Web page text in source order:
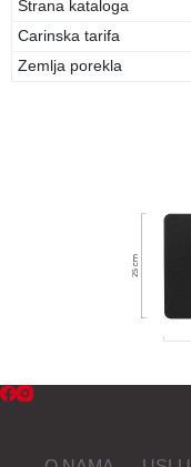
Strana kataloga
Carinska tarifa
Zemlja porekla